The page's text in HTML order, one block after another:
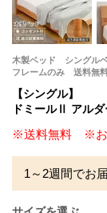
木製ベッド シングル
フレームのみ 送料無
【シングル】
ドミールⅡ アルダ
※送料無料 ※お
1～2週間でお